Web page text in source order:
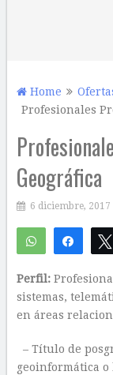
Home
Profesionales
Geográfica
6 diciembre, 2017
WhatsApp
Perfil:
sistemas,
en áreas
– Título de
geoinformática o